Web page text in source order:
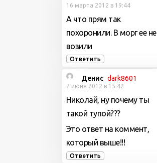
16 марта 2012 в 19:44
А что прям так
похоронили. В морг ее не
возили
Ответить
Денис dark8601
7 июня 2012 в 15:42
Николай, ну почему ты
такой тупой???
Это ответ на коммент,
который выше!!!
Ответить